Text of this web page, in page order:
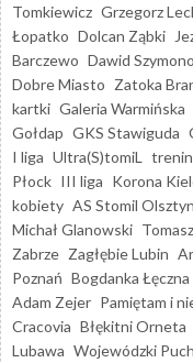
Tomkiewicz Grzegorz
Łopatko Dolcan Ząbki
Barczewo Dawid
Dobre Miasto Zatoka
kartki Galeria Warmińska
Gołdap GKS Stawiguda
I liga Ultra(S)tomiL
Płock III liga Korona
kobiety AS Stomil Olsztyn
Michał Glanowski
Zabrze Zagłębie Lubin
Poznań Bogdanka Łęczna
Adam Zejer Pamiętam i
Cracovia Błękitni Orneta
Lubawa Wojewódzki